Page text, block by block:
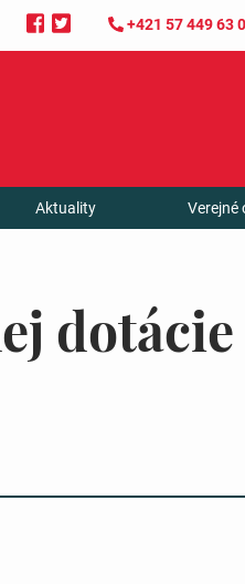
+421 57 449 63
Aktuality Verejné
dotácie